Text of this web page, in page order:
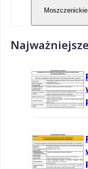
Najważniejsze